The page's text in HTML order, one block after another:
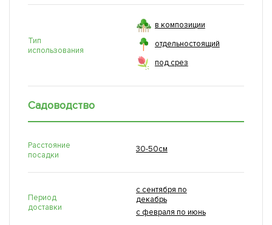
Тип
использования
в композиции
отдельностоящий
под срез
Садоводство
Расстояние
посадки
30-50см
Период
доставки
с сентября по
декабрь
с февраля по июнь